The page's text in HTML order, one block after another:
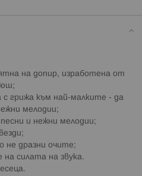
на допир, изработена от
с грижа към най-малките - да
мелодии;
и нежни мелодии;
не дразни очите;
на силата на звука.